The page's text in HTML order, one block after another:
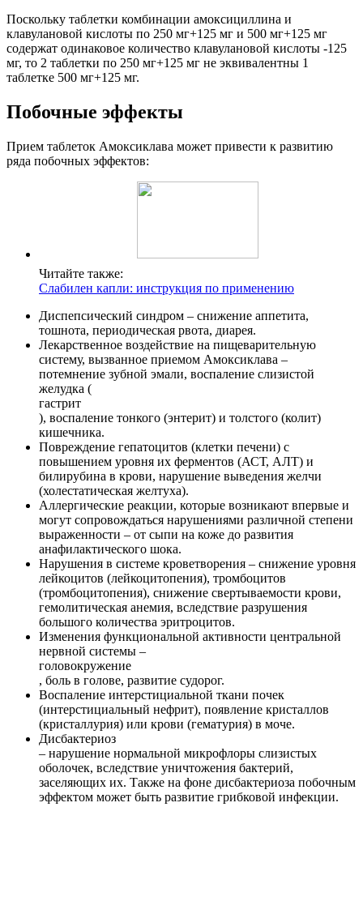
Поскольку таблетки комбинации амоксициллина и
клавулановой кислоты по 250 мг+125 мг и 500 мг+125 мг
содержат одинаковое количество клавулановой кислоты -125
мг, то 2 таблетки по 250 мг+125 мг не эквивалентны 1
таблетке 500 мг+125 мг.
Побочные эффекты
Прием таблеток Амоксиклава может привести к развитию
ряда побочных эффектов:
Читайте также:
Слабилен капли: инструкция по применению
Диспепсический синдром – снижение аппетита,
тошнота, периодическая рвота, диарея.
Лекарственное воздействие на пищеварительную
систему, вызванное приемом Амоксиклава –
потемнение зубной эмали, воспаление слизистой
желудка (
гастрит
), воспаление тонкого (энтерит) и толстого (колит)
кишечника.
Повреждение гепатоцитов (клетки печени) с
повышением уровня их ферментов (АСТ, АЛТ) и
билирубина в крови, нарушение выведения желчи
(холестатическая желтуха).
Аллергические реакции, которые возникают впервые и
могут сопровождаться нарушениями различной степени
выраженности – от сыпи на коже до развития
анафилактического шока.
Нарушения в системе кроветворения – снижение уровня
лейкоцитов (лейкоцитопения), тромбоцитов
(тромбоцитопения), снижение свертываемости крови,
гемолитическая анемия, вследствие разрушения
большого количества эритроцитов.
Изменения функциональной активности центральной
нервной системы –
головокружение
, боль в голове, развитие судорог.
Воспаление интерстициальной ткани почек
(интерстициальный нефрит), появление кристаллов
(кристаллурия) или крови (гематурия) в моче.
Дисбактериоз
– нарушение нормальной микрофлоры слизистых
оболочек, вследствие уничтожения бактерий,
заселяющих их. Также на фоне дисбактериоза побочным
эффектом может быть развитие грибковой инфекции.